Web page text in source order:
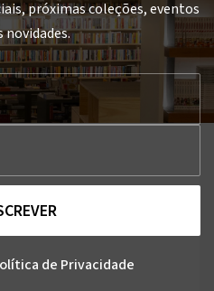
próximas coleções, eventos
novidades.
de Privacidade